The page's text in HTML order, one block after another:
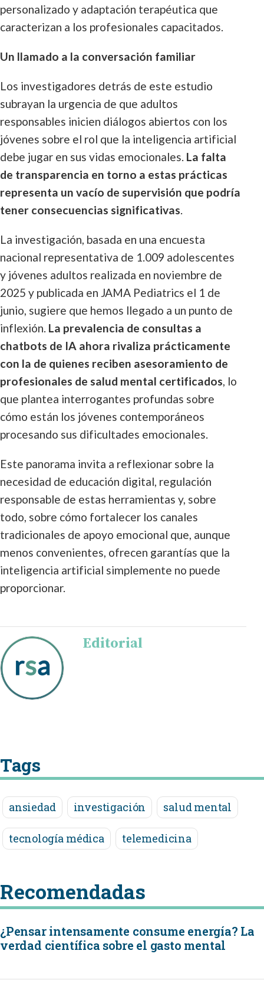
personalizado y adaptación terapéutica que
caracterizan a los profesionales capacitados.
Un llamado a la conversación familiar
Los investigadores detrás de este estudio
subrayan la urgencia de que adultos
responsables inicien diálogos abiertos con los
jóvenes sobre el rol que la inteligencia artificial
debe jugar en sus vidas emocionales. La falta
de transparencia en torno a estas prácticas
representa un vacío de supervisión que podría
tener consecuencias significativas.
La investigación, basada en una encuesta
nacional representativa de 1.009 adolescentes
y jóvenes adultos realizada en noviembre de
2025 y publicada en JAMA Pediatrics el 1 de
junio, sugiere que hemos llegado a un punto de
inflexión. La prevalencia de consultas a
chatbots de IA ahora rivaliza prácticamente
con la de quienes reciben asesoramiento de
profesionales de salud mental certificados, lo
que plantea interrogantes profundas sobre
cómo están los jóvenes contemporáneos
procesando sus dificultades emocionales.
Este panorama invita a reflexionar sobre la
necesidad de educación digital, regulación
responsable de estas herramientas y, sobre
todo, sobre cómo fortalecer los canales
tradicionales de apoyo emocional que, aunque
menos convenientes, ofrecen garantías que la
inteligencia artificial simplemente no puede
proporcionar.
Editorial
Tags
ansiedad investigación salud mental
tecnología médica telemedicina
Recomendadas
¿Pensar intensamente consume energía? La
verdad científica sobre el gasto mental